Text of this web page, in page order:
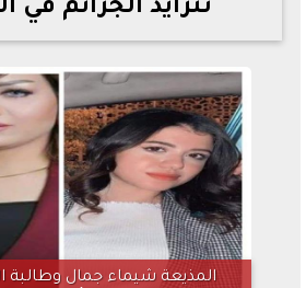
خطوات الاستعلام فور اعتمادها
تحسن حالة فضل شاكر الصحية
تفاصيل
أسعار الحديد والأسمنت اليوم
تتزايد الجرائم في
المذيعة شيماء جمال وطالبة